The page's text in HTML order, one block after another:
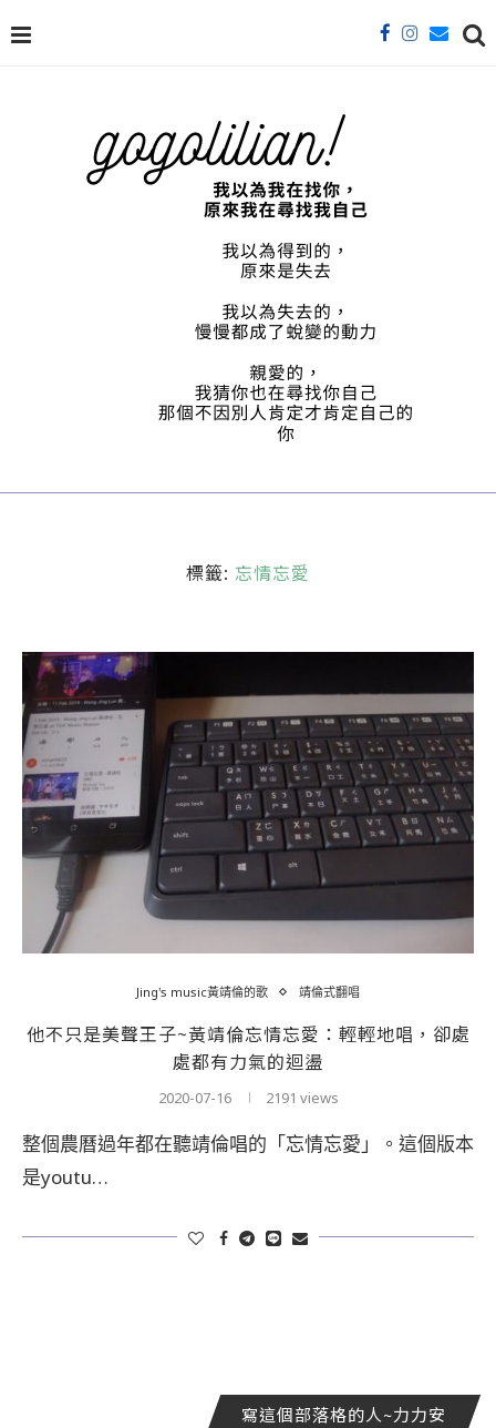
標籤: 忘情忘愛
Jing's music黃靖倫的歌 靖倫式翻唱
他不只是美聲王子~黃靖倫忘情忘愛：輕輕地唱，卻處
處都有力氣的迴盪
2020-07-16 2191 views
整個農曆過年都在聽靖倫唱的「忘情忘愛」。這個版本
是youtu…
寫這個部落格的人~力力安